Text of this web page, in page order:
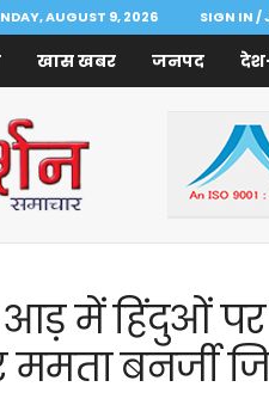
AUGUST 9, 2026 SIGN IN /
खास खबर जनपद
आड़ में हिंदुओं
बनर्जी